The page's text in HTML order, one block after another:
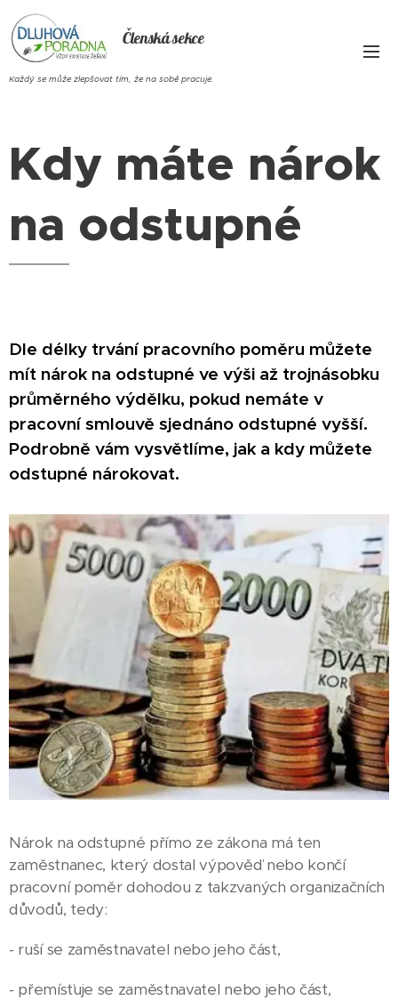
Členská sekce
Každý se může zlepšovat tím, že na sobě pracuje.
Kdy máte nárok
na odstupné
Dle délky trvání pracovního poměru můžete
mít nárok na odstupné ve výši až trojnásobku
průměrného výdělku, pokud nemáte v
pracovní smlouvě sjednáno odstupné vyšší.
Podrobně vám vysvětlíme, jak a kdy můžete
odstupné nárokovat.
Nárok na odstupné přímo ze zákona má ten
zaměstnanec, který dostal výpověď nebo končí
pracovní poměr dohodou z takzvaných organizačních
důvodů, tedy:
- ruší se zaměstnavatel nebo jeho část,
- přemísťuje se zaměstnavatel nebo jeho část,